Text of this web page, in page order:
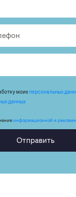
моих персональных
данных
информационной и
Отправить